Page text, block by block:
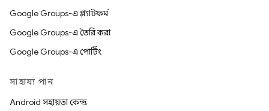
Google Groups-এ প্ল্যাটফর্ম
Google Groups-এ তৈরি করা
Google Groups-এ পোর্টিং
সাহায্য পান
Android সহায়তা কেন্দ্র